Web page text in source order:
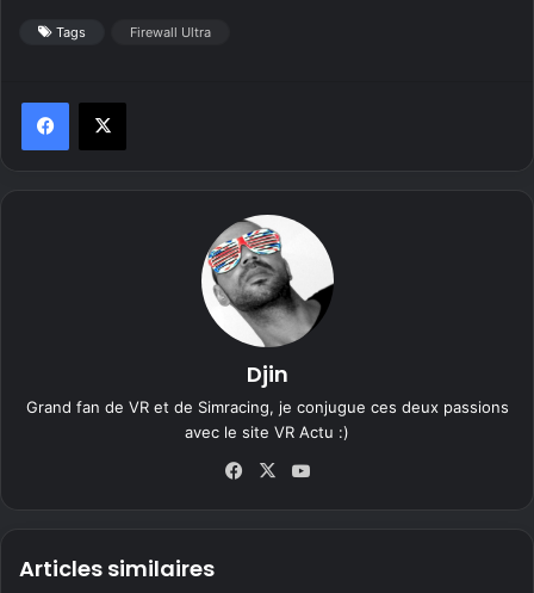
Tags Firewall Ultra
Djin
Grand fan de VR et de Simracing, je conjugue ces deux passions
avec le site VR Actu :)
Fa
X
Articles similaires